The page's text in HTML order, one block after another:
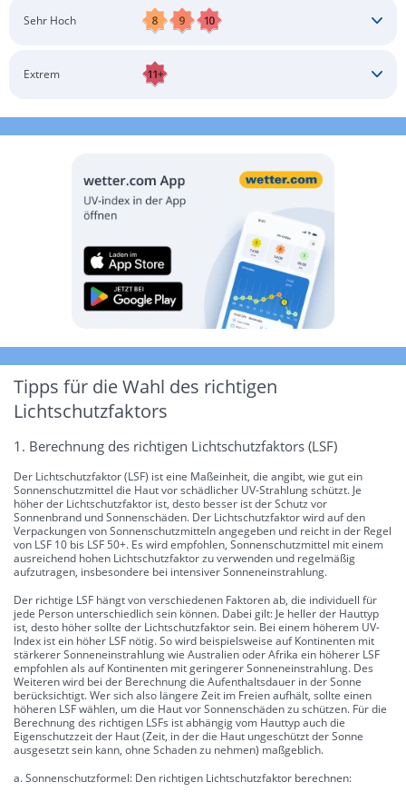
Langärmlige Bekleidung
Sonnenbrille
Sehr Hoch
Langärmlige Bekleidung
Extrem
Tipps für die Wahl des richtigen
Lichtschutzfaktors
1. Berechnung des richtigen Lichtschutzfaktors (LSF)
Der Lichtschutzfaktor (LSF) ist eine Maßeinheit, die angibt, wie gut ein
Sonnenschutzmittel die Haut vor schädlicher UV-Strahlung schützt. Je
höher der Lichtschutzfaktor ist, desto besser ist der Schutz vor
Sonnenbrand und Sonnenschäden. Der Lichtschutzfaktor wird auf den
Verpackungen von Sonnenschutzmitteln angegeben und reicht in der Regel
von LSF 10 bis LSF 50+. Es wird empfohlen, Sonnenschutzmittel mit einem
ausreichend hohen Lichtschutzfaktor zu verwenden und regelmäßig
aufzutragen, insbesondere bei intensiver Sonneneinstrahlung.
Der richtige LSF hängt von verschiedenen Faktoren ab, die individuell für
jede Person unterschiedlich sein können. Dabei gilt: Je heller der Hauttyp
ist, desto höher sollte der Lichtschutzfaktor sein. Bei einem höherem UV-
Index ist ein höher LSF nötig. So wird beispielsweise auf Kontinenten mit
stärkerer Sonneneinstrahlung wie Australien oder Afrika ein höherer LSF
empfohlen als auf Kontinenten mit geringerer Sonneneinstrahlung. Des
Weiteren wird bei der Berechnung die Aufenthaltsdauer in der Sonne
berücksichtigt. Wer sich also längere Zeit im Freien aufhält, sollte einen
höheren LSF wählen, um die Haut vor Sonnenschäden zu schützen. Für die
Berechnung des richtigen LSFs ist abhängig vom Hauttyp auch die
Eigenschutzzeit der Haut (Zeit, in der die Haut ungeschützt der Sonne
ausgesetzt sein kann, ohne Schaden zu nehmen) maßgeblich.
a. Sonnenschutzformel: Den richtigen Lichtschutzfaktor berechnen: